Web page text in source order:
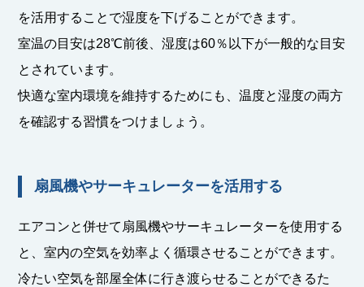
を活用することで湿度を下げることができます。
室温の目安は28℃前後、湿度は60％以下が一般的な目安
とされています。
快適な室内環境を維持するためにも、温度と湿度の両方
を確認する習慣をつけましょう。
扇風機やサーキュレーターを活用する
エアコンと併せて扇風機やサーキュレーターを使用する
と、室内の空気を効率よく循環させることができます。
冷たい空気を部屋全体に行き渡らせることができるた